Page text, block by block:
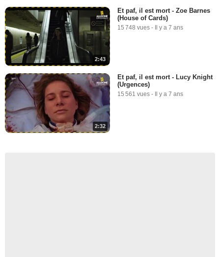
2:43
Et paf, il est mort - Zoe Barnes
(House of Cards)
15 748 vues - Il y a 7 ans
2:32
Et paf, il est mort - Lucy Knight
(Urgences)
15 561 vues - Il y a 7 ans